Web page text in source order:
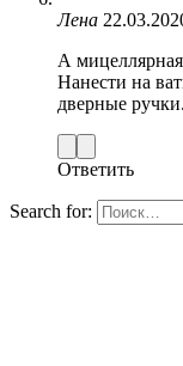
Лена
А
Нанести на
дверные ручки.
Ответить
Search for: